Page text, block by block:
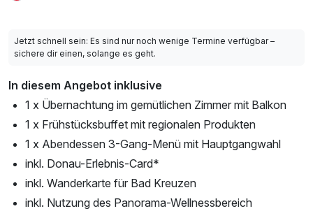
Jetzt schnell sein: Es sind nur noch wenige Termine verfügbar –
sichere dir einen, solange es geht.
In diesem Angebot inklusive
1 x Übernachtung im gemütlichen Zimmer mit Balkon
1 x Frühstücksbuffet mit regionalen Produkten
1 x Abendessen 3-Gang-Menü mit Hauptgangwahl
inkl. Donau-Erlebnis-Card*
inkl. Wanderkarte für Bad Kreuzen
inkl. Nutzung des Panorama-Wellnessbereich